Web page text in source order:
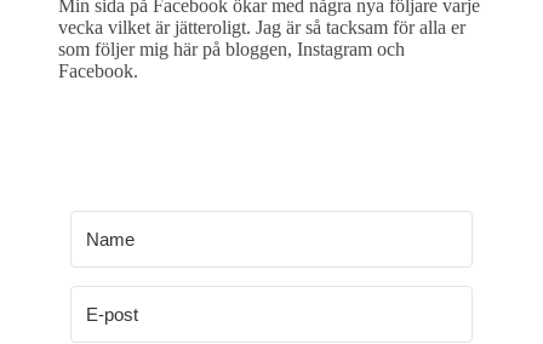
Min sida på Facebook ökar med några nya följare varje
vecka vilket är jätteroligt. Jag är så tacksam för alla er
som följer mig här på bloggen, Instagram och
Facebook.